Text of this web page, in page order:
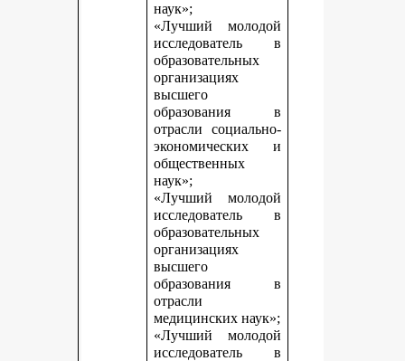
наук»;
«Лучший молодой
исследователь в
образовательных
организациях
высшего
образования в
отрасли социально-
экономических и
общественных
наук»;
«Лучший молодой
исследователь в
образовательных
организациях
высшего
образования в
отрасли
медицинских наук»;
«Лучший молодой
исследователь в